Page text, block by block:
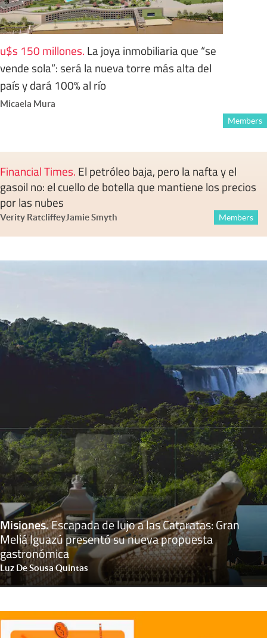
u$s 150 millones. La joya inmobiliaria que “se
vende sola”: será la nueva torre más alta del
país y dará 100% al río
Micaela Mura
Members
Financial Times. El petróleo baja, pero la nafta y el
gasoil no: el cuello de botella que mantiene los precios
por las nubes
Verity RatcliffeyJamie Smyth Members
Misiones.Escapada de lujo a las Cataratas: Gran
Meliá Iguazú presentó su nueva propuesta
gastronómica
Luz De Sousa Quintas